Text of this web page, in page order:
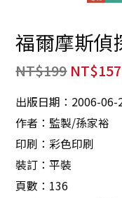
福爾摩斯偵
NT$199 NT$157
出版日期：2006-06-
作者：監製/孫家裕
印刷：彩色印刷
裝訂：平裝
頁數：136